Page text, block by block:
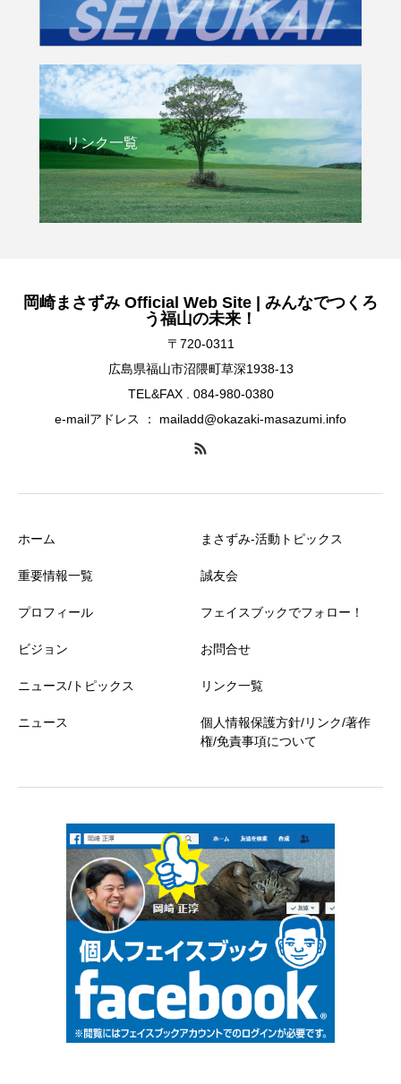
リンク一覧
岡崎まさずみ Official Web Site | みんなでつくろ
う福山の未来！
〒720-0311
広島県福山市沼隈町草深1938-13
TEL&FAX . 084-980-0380
e-mailアドレス ： mailadd@okazaki-masazumi.info
ホーム
重要情報一覧
プロフィール
ビジョン
ニュース/トピックス
ニュース
まさずみ-活動トピックス
誠友会
フェイスブックでフォロー！
お問合せ
リンク一覧
個人情報保護方針/リンク/著作
権/免責事項について